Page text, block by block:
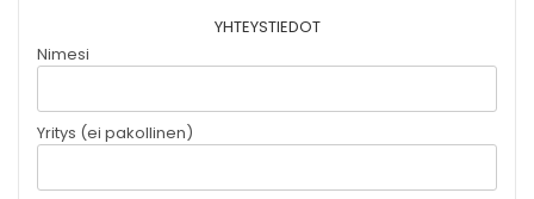
YHTEYSTIEDOT
Nimesi
Yritys (ei pakollinen)